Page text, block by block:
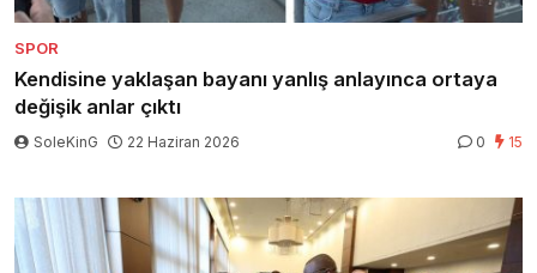
SPOR
Kendisine yaklaşan bayanı yanlış anlayınca ortaya
değişik anlar çıktı
SoleKinG 22 Haziran 2026 0 15